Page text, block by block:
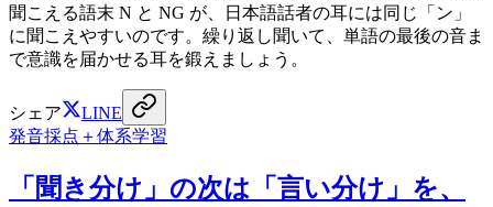
聞こえる語末 N と NG が、日本語話者の耳には同じ「ン」
に聞こえやすいのです。繰り返し聞いて、単語の最後の音ま
で意識を届かせる耳を鍛えましょう。
シェア
LINE
発音採点＋体系学習
「聞き分け」の次は「言い分け」を、